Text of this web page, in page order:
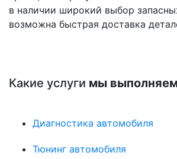
в наличии широкий выбор
возможна быстрая доставка
Какие услуги мы
Диагностика автомобиля
Тюнинг автомобиля